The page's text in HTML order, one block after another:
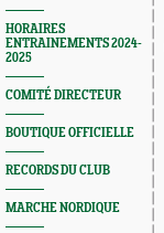
HORAIRES
ENTRAINEMENTS 2024-
2025
COMITÉ DIRECTEUR
BOUTIQUE OFFICIELLE
RECORDS DU CLUB
MARCHE NORDIQUE